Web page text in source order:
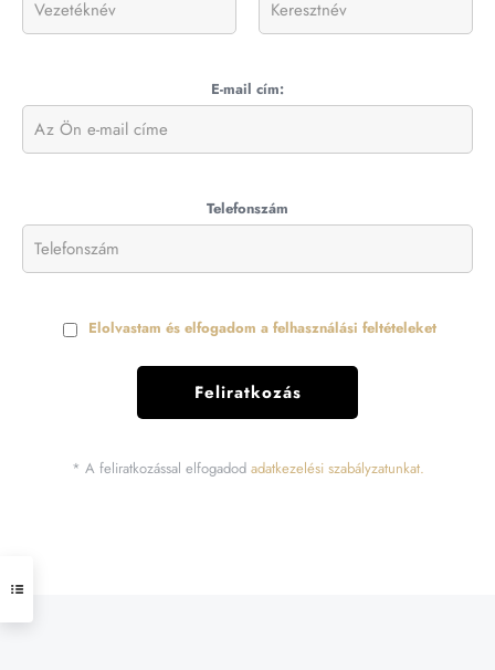
E-mail cím:
Telefonszám
Elolvastam és elfogadom a felhasználási feltételeket
* A feliratkozással elfogadod adatkezelési szabályzatunkat.